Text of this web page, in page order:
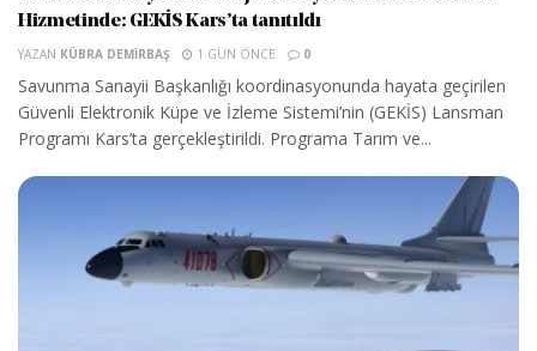
Hizmetinde: GEKİS Kars’ta tanıtıldı
YAZAN KÜBRA DEMIRBAŞ 1 GÜN ÖNCE 0
Savunma Sanayii Başkanlığı koordinasyonunda hayata geçirilen
Güvenli Elektronik Küpe ve İzleme Sistemi’nin (GEKİS) Lansman
Programı Kars’ta gerçekleştirildi. Programa Tarım ve...